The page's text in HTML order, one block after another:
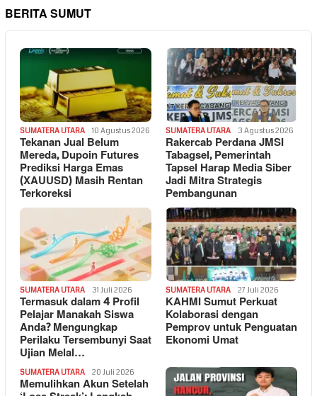
BERITA SUMUT
SUMATERA UTARA 10 Agustus 2026
Tekanan Jual Belum
Mereda, Dupoin Futures
Prediksi Harga Emas
(XAUUSD) Masih Rentan
Terkoreksi
SUMATERA UTARA 3 Agustus 2026
Rakercab Perdana JMSI
Tabagsel, Pemerintah
Tapsel Harap Media Siber
Jadi Mitra Strategis
Pembangunan
SUMATERA UTARA 31 Juli 2026
Termasuk dalam 4 Profil
Pelajar Manakah Siswa
Anda? Mengungkap
Perilaku Tersembunyi Saat
Ujian Melal…
SUMATERA UTARA 27 Juli 2026
KAHMI Sumut Perkuat
Kolaborasi dengan
Pemprov untuk Penguatan
Ekonomi Umat
SUMATERA UTARA 20 Juli 2026
Memulihkan Akun Setelah